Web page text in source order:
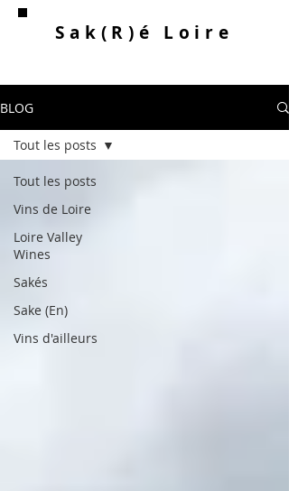
Sak (R) é Loire
BLOG
Tout les posts
Vins de Loire
Loire Valley
Wines
Sakés
Sake (En)
Vins d'ailleurs
Tout les posts